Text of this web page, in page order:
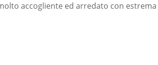
accogliente ed arredato con